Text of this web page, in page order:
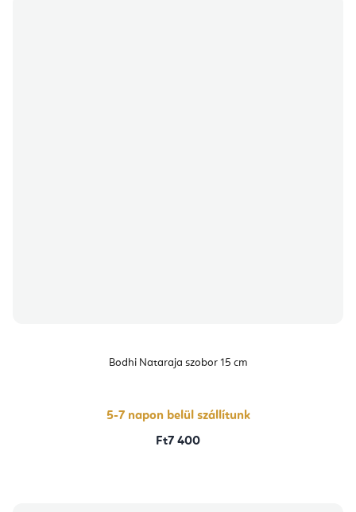
Bodhi Nataraja szobor 15 cm
5-7 napon belül szállítunk
Ft7 400